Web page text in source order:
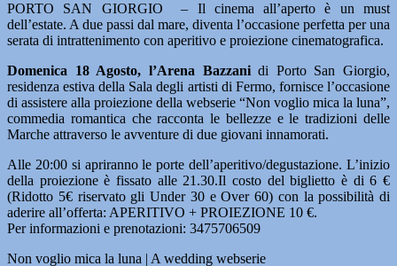
PORTO SAN GIORGIO – Il cinema all’aperto è un must
dell’estate. A due passi dal mare, diventa l’occasione perfetta per una
serata di intrattenimento con aperitivo e proiezione cinematografica.
Domenica 18 Agosto, l’Arena Bazzanidi Porto San Giorgio,
residenza estiva della Sala degli artisti di Fermo, fornisce l’occasione
di assistere alla proiezione della webserie “Non voglio mica la luna”,
commedia romantica che racconta le bellezze e le tradizioni delle
Marche attraverso le avventure di due giovani innamorati.
Alle 20:00 si apriranno le porte dell’aperitivo/degustazione. L’inizio
della proiezione è fissato alle 21.30.Il costo del biglietto è di 6 €
(Ridotto 5€ riservato gli Under 30 e Over 60) con la possibilità di
aderire all’offerta: APERITIVO + PROIEZIONE 10 €.
Per informazioni e prenotazioni: 3475706509
Non voglio mica la luna | A wedding webserie